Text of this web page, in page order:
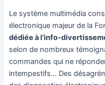
Le système multimédia
électronique majeur de la
dédiée à l’info-
selon de nombreux
commandes qui ne
intempestifs… Des